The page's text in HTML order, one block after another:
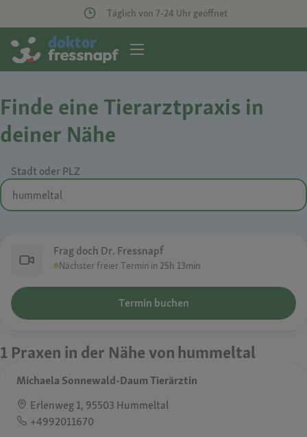
Täglich von 7-24 Uhr geöffnet
Finde eine Tierarztpraxis in
deiner Nähe
Stadt oder PLZ
Frag doch Dr. Fressnapf
Nächster freier Termin in 25h 13min
Termin buchen
1 Praxen in der Nähe von hummeltal
Michaela Sonnewald-Daum Tierärztin
Erlenweg 1, 95503 Hummeltal
+4992011670